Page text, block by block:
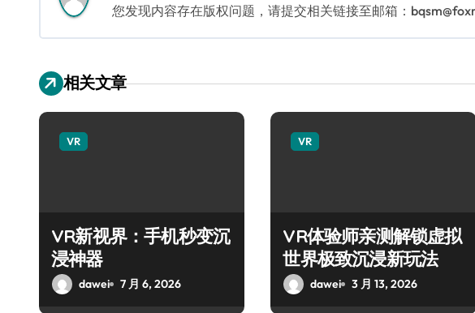
您发现内容存在版权问题，请提交相关链接至邮箱：
相关文章
VR
VR新视界：手机秒变沉
浸神器
dawei 7 月 6, 2026
VR
VR体验师亲测解锁虚拟
世界极致沉浸新玩法
dawei 3 月 13, 2026